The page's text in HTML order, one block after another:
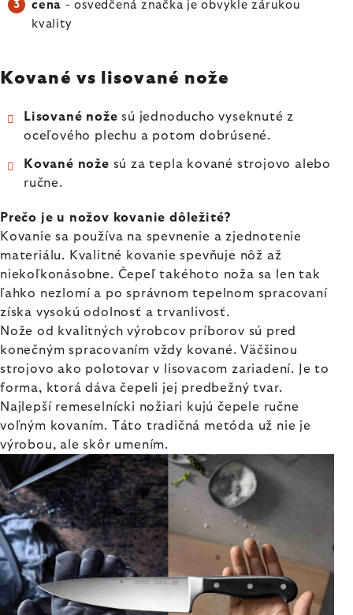
cena - osvedčená značka je obvykle zárukou
kvality
Kované vs lisované nože
Lisované nože sú jednoducho vyseknuté z
oceľového plechu a potom dobrúsené.
Kované nože sú za tepla kované strojovo alebo
ručne.
Prečo je u nožov kovanie dôležité?
Kovanie sa používa na spevnenie a zjednotenie
materiálu. Kvalitné kovanie spevňuje nôž až
niekoľkonásobne. Čepeľ takéhoto noža sa len tak
ľahko nezlomí a po správnom tepelnom spracovaní
získa vysokú odolnosť a trvanlivosť.
Nože od kvalitných výrobcov príborov sú pred
konečným spracovaním vždy kované. Väčšinou
strojovo ako polotovar v lisovacom zariadení. Je to
forma, ktorá dáva čepeli jej predbežný tvar.
Najlepší remeselnícki nožiari kujú čepele ručne
voľným kovaním. Táto tradičná metóda už nie je
výrobou, ale skôr umením.